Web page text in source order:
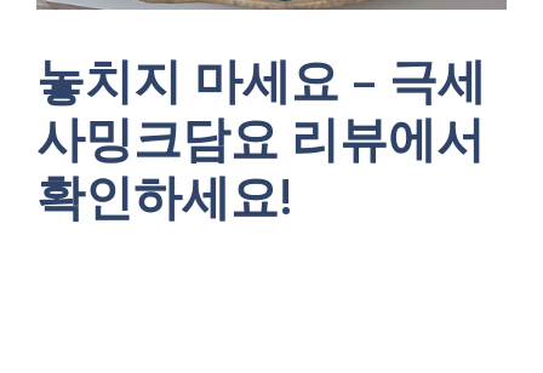
놓치지 마세요 – 극세
사밍크담요 리뷰에서
확인하세요!